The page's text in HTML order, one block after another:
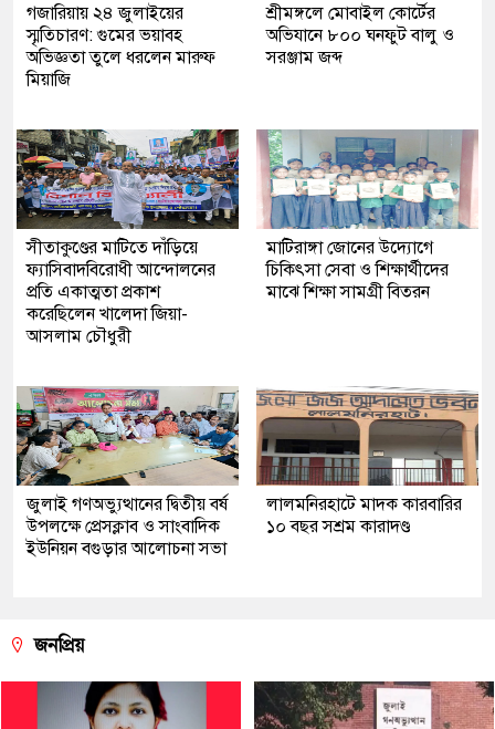
গজারিয়ায় ২৪ জুলাইয়ের
স্মৃতিচারণ: গুমের ভয়াবহ
অভিজ্ঞতা তুলে ধরলেন মারুফ
মিয়াজি
শ্রীমঙ্গলে মোবাইল কোর্টের
অভিযানে ৮০০ ঘনফুট বালু ও
সরঞ্জাম জব্দ
সীতাকুণ্ডের মাটিতে দাঁড়িয়ে
ফ্যাসিবাদবিরোধী আন্দোলনের
প্রতি একাত্মতা প্রকাশ
করেছিলেন খালেদা জিয়া-
আসলাম চৌধুরী
মাটিরাঙ্গা জোনের উদ্যোগে
চিকিৎসা সেবা ও শিক্ষার্থীদের
মাঝে শিক্ষা সামগ্রী বিতরন
জুলাই গণঅভ্যুত্থানের দ্বিতীয় বর্ষ
উপলক্ষে প্রেসক্লাব ও সাংবাদিক
ইউনিয়ন বগুড়ার আলোচনা সভা
লালমনিরহাটে মাদক কারবারির
১০ বছর সশ্রম কারাদণ্ড
জনপ্রিয়